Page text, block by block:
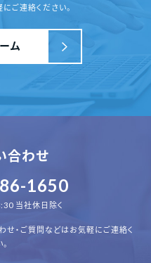
ご連絡ください。
ム
合わせ
1650
当社休日除く
せ・ご質問などはお気軽にご連絡く